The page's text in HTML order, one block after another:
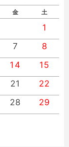
金 土
1
7
8
14
15
21
22
28 29